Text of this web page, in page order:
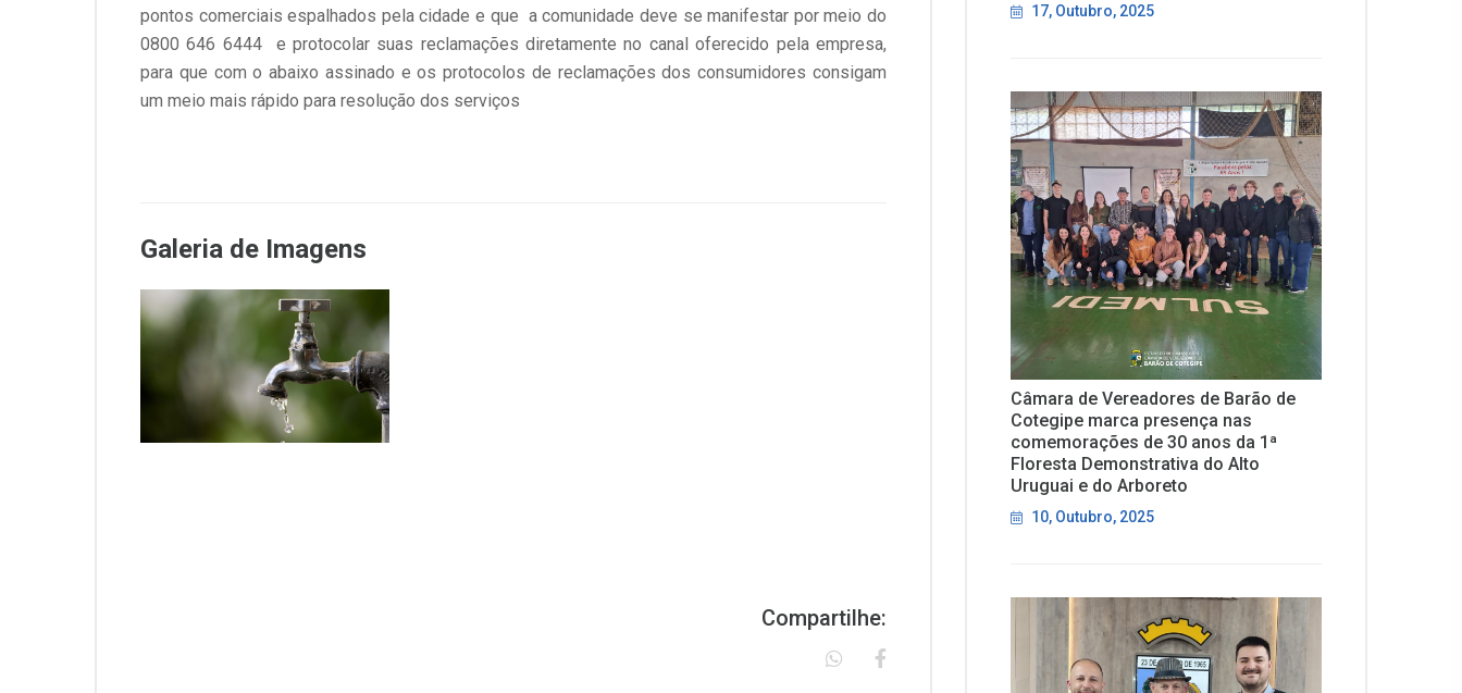
pontos comerciais espalhados pela cidade e que a comunidade deve se manifestar por meio do
0800 646 6444 e protocolar suas reclamações diretamente no canal oferecido pela empresa,
para que com o abaixo assinado e os protocolos de reclamações dos consumidores consigam
um meio mais rápido para resolução dos serviços
Galeria de Imagens
Compartilhe:
17, Outubro, 2025
Câmara de Vereadores de Barão de
Cotegipe marca presença nas
comemorações de 30 anos da 1ª
Floresta Demonstrativa do Alto
Uruguai e do Arboreto
10, Outubro, 2025